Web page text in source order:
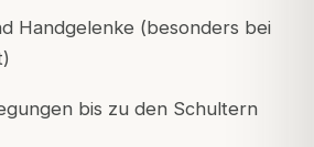
Handgelenke (besonders bei
bis zu den Schultern